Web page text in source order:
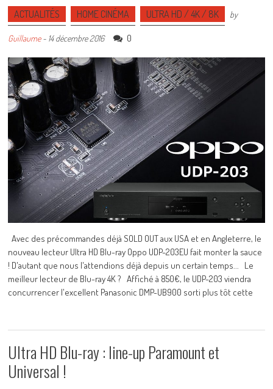
ACTUALITÉS HOME CINÉMA ULTRA HD / 4K / 8K by
Guillaume- 14 décembre 2016 0
Avec des précommandes déjà SOLD OUT aux USA et en Angleterre, le
nouveau lecteur Ultra HD Blu-ray Oppo UDP-203EU fait monter la sauce
! D'autant que nous l'attendions déjà depuis un certain temps... Le
meilleur lecteur de Blu-ray 4K ? Affiché à 850€, le UDP-203 viendra
concurrencer l'excellent Panasonic DMP-UB900 sorti plus tôt cette
Ultra HD Blu-ray : line-up Paramount et
Universal !